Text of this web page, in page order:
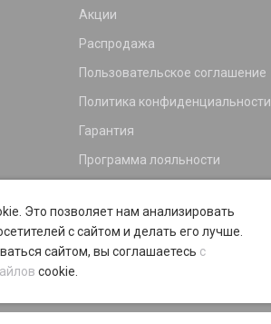
Акции
Распродажа
Пользовательское соглашение
Политика конфиденциальности
Гарантия
Программа лояльности
Это позволяет нам анализировать
с сайтом и делать его лучше.
сайтом, вы соглашаетесь с
cookie.